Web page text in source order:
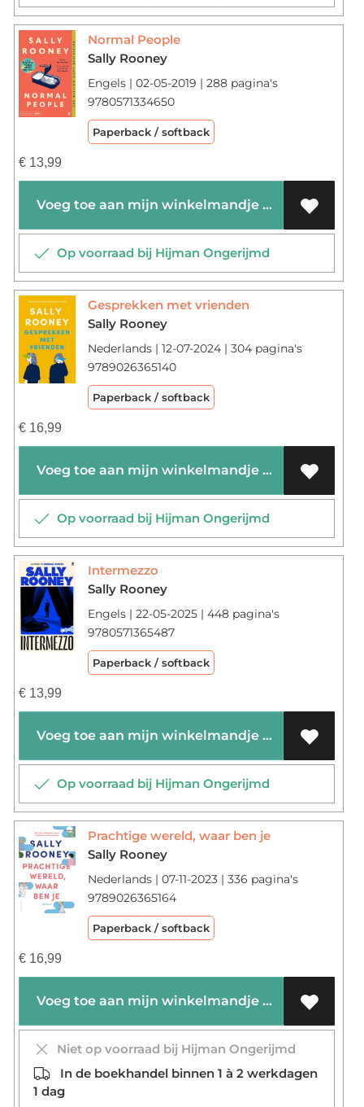
Normal People
Sally Rooney
Engels | 02-05-2019 | 288 pagina's
9780571334650
Paperback / softback
€13,99
Voeg toe aan mijn winkelmandje
Op voorraad bij Hijman Ongerijmd
Gesprekken met vrienden
Sally Rooney
Nederlands | 12-07-2024 | 304 pagina's
9789026365140
Paperback / softback
€16,99
Voeg toe aan mijn winkelmandje
Op voorraad bij Hijman Ongerijmd
Intermezzo
Sally Rooney
Engels | 22-05-2025 | 448 pagina's
9780571365487
Paperback / softback
€13,99
Voeg toe aan mijn winkelmandje
Op voorraad bij Hijman Ongerijmd
Prachtige wereld, waar ben je
Sally Rooney
Nederlands | 07-11-2023 | 336 pagina's
9789026365164
Paperback / softback
€16,99
Voeg toe aan mijn winkelmandje
Niet op voorraad bij Hijman Ongerijmd
In de boekhandel binnen 1 à 2 werkdagen
1 dag